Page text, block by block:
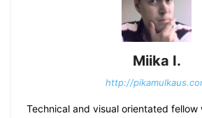
Miika I.
http://
Technical and visual orientated fellow